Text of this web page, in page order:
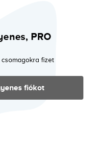
PRO
fizet
fiókot